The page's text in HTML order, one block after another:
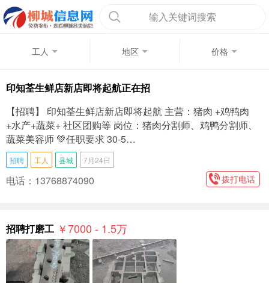
输入关键词搜索
工人 地区 价格
印知荃生鲜店新店即将起航正在招
【招聘】 印知荃生鲜店新店即将起航 主营：猪肉 +鸡鸭肉
+水产+蔬菜+ 社区团购等 岗位：猪肉分割师、鸡鸭分割师、
蔬菜美容师 💚任职要求 30-5…
招聘 工人 县城 7月24日
电话：13768874090 拨打电话
招聘打磨工 ￥7000 - 1.5万